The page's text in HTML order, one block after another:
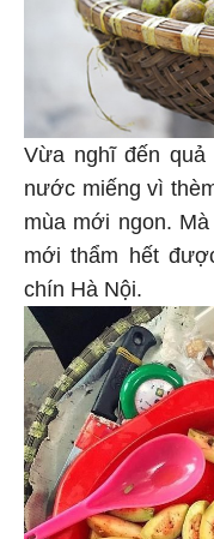
Vừa nghĩ đến
nước miếng vì
mùa mới ngon.
mới thẩm hết
chín Hà Nội.